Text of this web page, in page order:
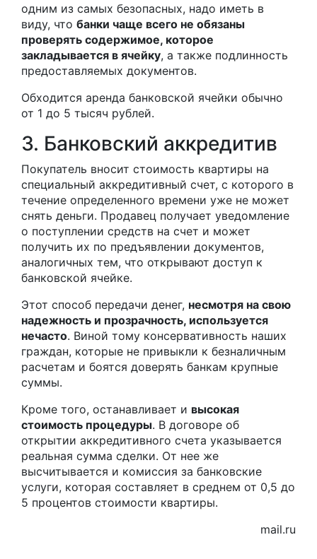
одним из самых безопасных, надо иметь в
виду, что банки чаще всего не обязаны
проверять содержимое, которое
закладывается в ячейку, а также подлинность
предоставляемых документов.
Обходится аренда банковской ячейки обычно
от 1 до 5 тысяч рублей.
3. Банковский аккредитив
Покупатель вносит стоимость квартиры на
специальный аккредитивный счет, с которого в
течение определенного времени уже не может
снять деньги. Продавец получает уведомление
о поступлении средств на счет и может
получить их по предъявлении документов,
аналогичных тем, что открывают доступ к
банковской ячейке.
Этот способ передачи денег, несмотря на свою
надежность и прозрачность, используется
нечасто. Виной тому консервативность наших
граждан, которые не привыкли к безналичным
расчетам и боятся доверять банкам крупные
суммы.
Кроме того, останавливает и высокая
стоимость процедуры. В договоре об
открытии аккредитивного счета указывается
реальная сумма сделки. От нее же
высчитывается и комиссия за банковские
услуги, которая составляет в среднем от 0,5 до
5 процентов стоимости квартиры.
mail.ru